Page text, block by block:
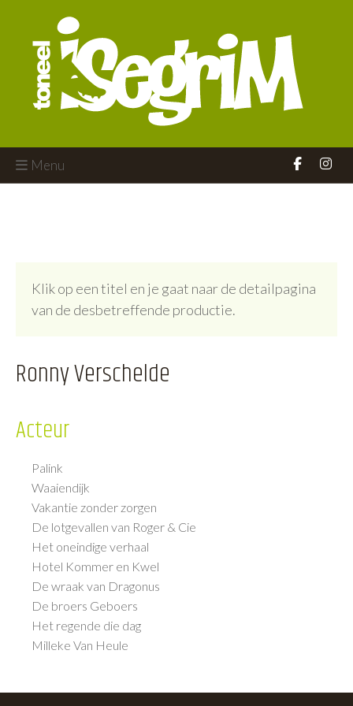
Menu
Klik op een titel en je gaat naar de detailpagina
van de desbetreffende productie.
Ronny Verschelde
Acteur
Palink
Waaiendijk
Vakantie zonder zorgen
De lotgevallen van Roger & Cie
Het oneindige verhaal
Hotel Kommer en Kwel
De wraak van Dragonus
De broers Geboers
Het regende die dag
Milleke Van Heule